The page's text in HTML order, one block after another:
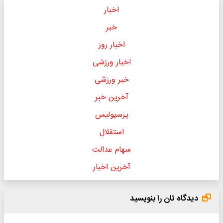
اخبار
خبر
اخبار روز
اخبار ورزشی
خبر ورزشی
آخرین خبر
پرسپولیس
استقلال
سهام عدالت
آخرین اخبار
دیدگاه تان را بنویسید